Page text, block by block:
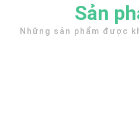
Sản
Những sản phẩm được